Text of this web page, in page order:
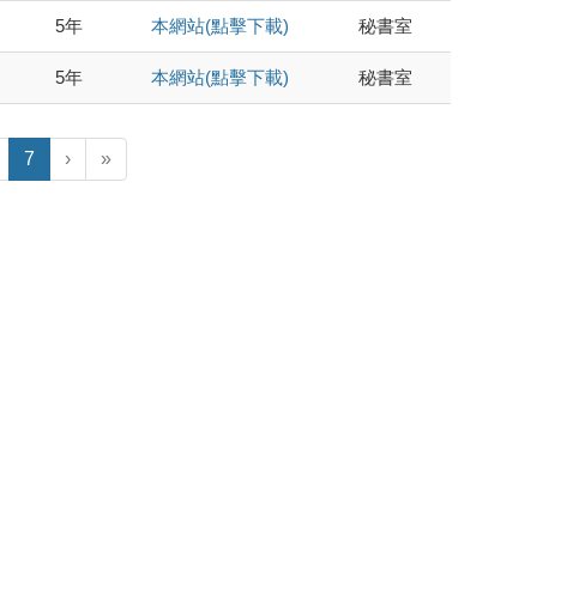
5年 本網站(點擊下載) 秘書室
5年 本網站(點擊下載) 秘書室
7 › »